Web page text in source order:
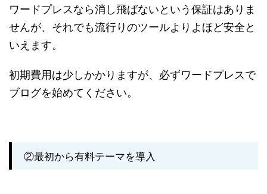
ワードプレスなら消し飛ばないという保証はありま
せんが、それでも流行りのツールよりよほど安全と
いえます。
初期費用は少しかかりますが、必ずワードプレスで
ブログを始めてください。
②最初から有料テーマを導入